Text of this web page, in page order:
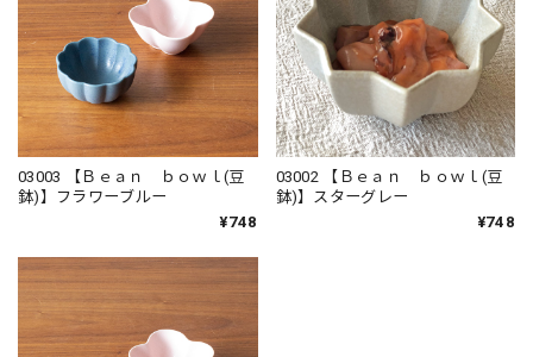
03003 【Ｂｅａｎ ｂｏｗｌ(豆
鉢)】フラワーブルー
¥748
03002 【Ｂｅａｎ ｂｏｗｌ(豆
鉢)】スターグレー
¥748